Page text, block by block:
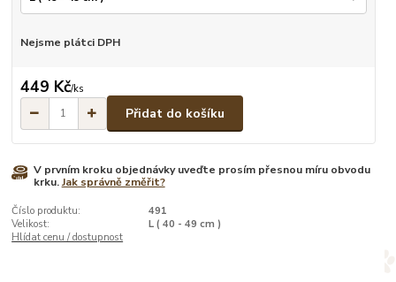
Nejsme plátci DPH
449 Kč/ks
Přidat do košíku
V prvním kroku objednávky uveďte prosím přesnou míru obvodu
krku.Jak správně změřit?
Číslo produktu:
491
Velikost:
L ( 40 - 49 cm )
Hlídat cenu / dostupnost